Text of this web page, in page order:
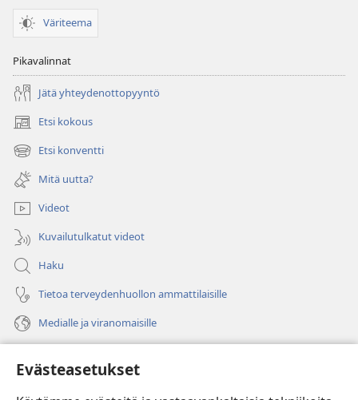
Evästeasetukset
Väriteema
Pikavalinnat
Jätä yhteydenottopyyntö
Etsi kokous
(avaa
uuden
ikkunan)
Etsi konventti
(avaa
uuden
ikkunan)
Mitä uutta?
Videot
Kuvailutulkatut videot
Haku
Tietoa terveydenhuollon ammattilaisille
Medialle ja viranomaisille